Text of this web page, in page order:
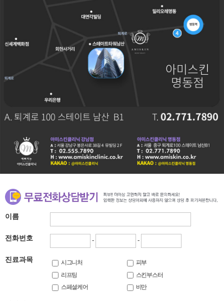
이름
전화번호 - -
진료과목 시그니처
피부
리프팅
스킨부스터
스페셜케어
비만